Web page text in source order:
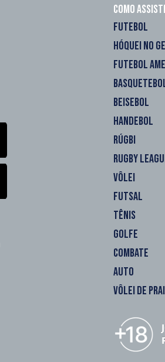
Como
FUTEBOL
HÓQUEI NO
FUTEBOL
BEISEBOL
HANDEBOL
RÚGBI
RUGBY
VÔLEI
FUTSAL
TÊNIS
GOLFE
COMBATE
AUTO
VÔLEI DE